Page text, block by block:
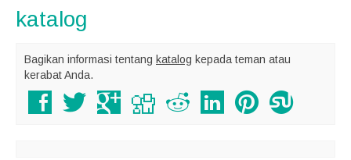
katalog
Bagikan informasi tentang katalog kepada teman atau
kerabat Anda.